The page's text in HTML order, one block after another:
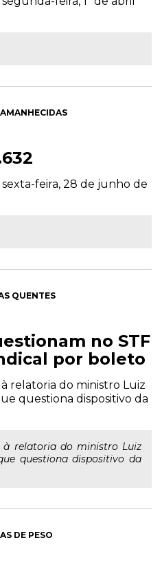
feira, 28 de junho de
QUENTES
no STF
por boleto
relatoria do ministro Luiz
questiona dispositivo da
à relatoria do ministro Luiz
questiona dispositivo da
DE PESO